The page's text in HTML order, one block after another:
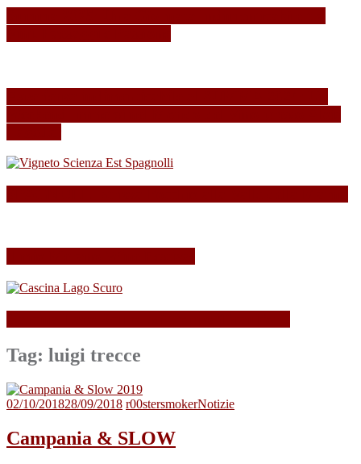
Tag: luigi trecce
02/10/201828/09/2018 r00stersmokerNotizie
Campania & SLOW